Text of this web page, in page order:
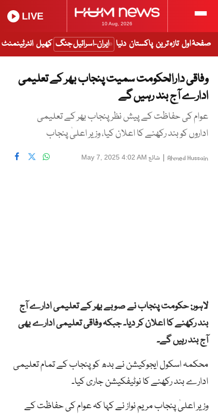
10 Aug, 2026
LIVE
صفحۂ اول تازہ ترین پاکستان دنیا ایران-اسرائیل جنگ کھیل انٹرٹینمنٹ
وفاقی دارالحکومت سمیت پنجاب بھر کے تعلیمی
ادارے آج بند رہیں گے
عوام کی حفاظت کے پیش نظر پنجاب بھر کے تعلیمی
اداروں کو بند رکھنے کا اعلان کیا، وزیر اعلیٰ پنجاب
Ahmed Hussain
| شائع May 7, 2025 4:02 AM
لاہور: حکومت پنجاب نے صوبے بھر کے تعلیمی ادارے آج
بند رکھنے کا اعلان کر دیا۔ جبکہ وفاقی تعلیمی ادارے بھی
آج بند رہیں گے۔
محکمہ اسکول ایجوکیشن نے بدھ کو پنجاب کے تمام تعلیمی
ادارے بند رکھنے کا نوٹیفکیشن جاری کیا۔
وزیر اعلیٰ پنجاب مریم نواز نے کہا کہ عوام کی حفاظت کے